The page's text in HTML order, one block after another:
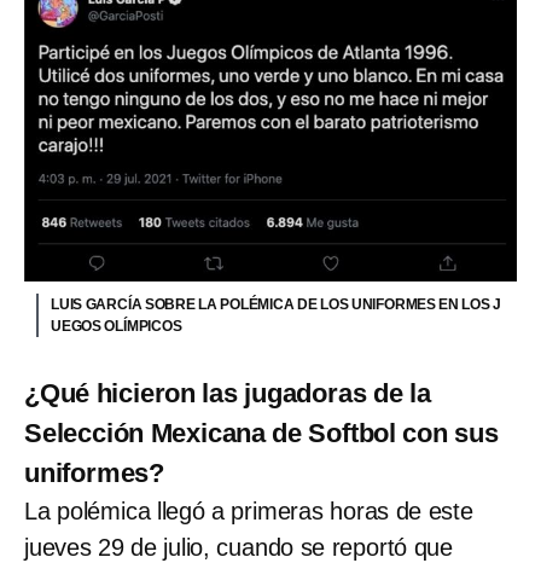
LUIS GARCÍA SOBRE LA POLÉMICA DE LOS UNIFORMES EN LOS J
UEGOS OLÍMPICOS
¿Qué hicieron las jugadoras de la
Selección Mexicana de Softbol con sus
uniformes?
La polémica llegó a primeras horas de este
jueves 29 de julio, cuando se reportó que